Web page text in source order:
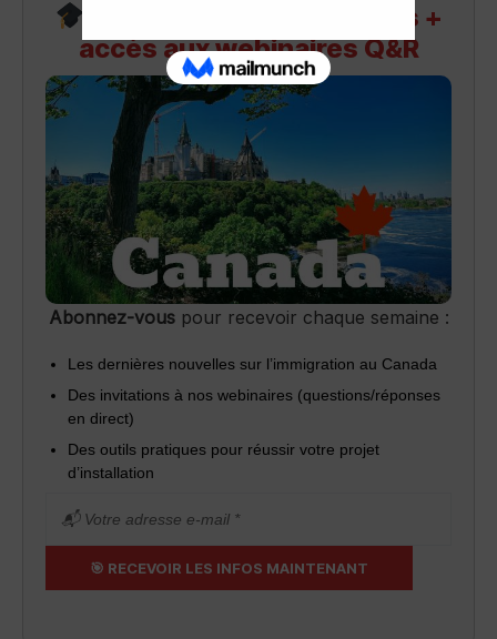
Recevez infos exclusives +
accès aux webinaires Q&R
Abonnez-vouspour recevoir chaque semaine :
Les dernières nouvelles sur l’immigration au Canada
Des invitations à nos webinaires (questions/réponses
en direct)
Des outils pratiques pour réussir votre projet
d’installation